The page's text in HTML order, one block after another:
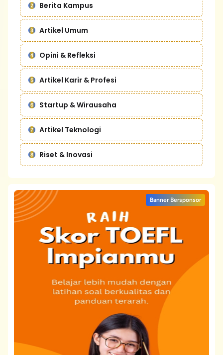
Berita Kampus
Artikel Umum
Opini & Refleksi
Artikel Karir & Profesi
Startup & Wirausaha
Artikel Teknologi
Riset & Inovasi
Banner Bersponsor